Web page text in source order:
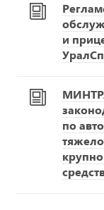
и
по